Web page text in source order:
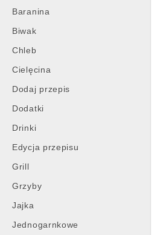
Main
menu
Skip
content
Baranina
Biwak
Chleb
Cielęcina
Dodaj przepis
Dodatki
Drinki
Edycja przepisu
Grill
Grzyby
Jajka
Jednogarnkowe